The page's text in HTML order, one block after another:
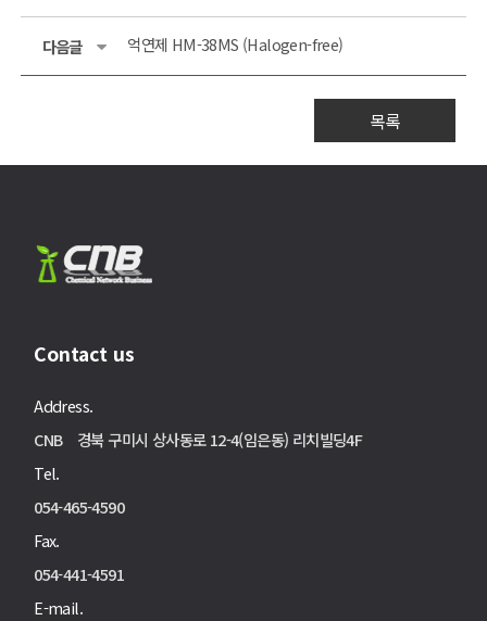
다음글 억연제 HM-38MS (Halogen-free)
목록
Contact us
Address.
CNB 경북 구미시 상사동로 12-4(임은동) 리치빌딩4F
Tel.
054-465-4590
Fax.
054-441-4591
E-mail.